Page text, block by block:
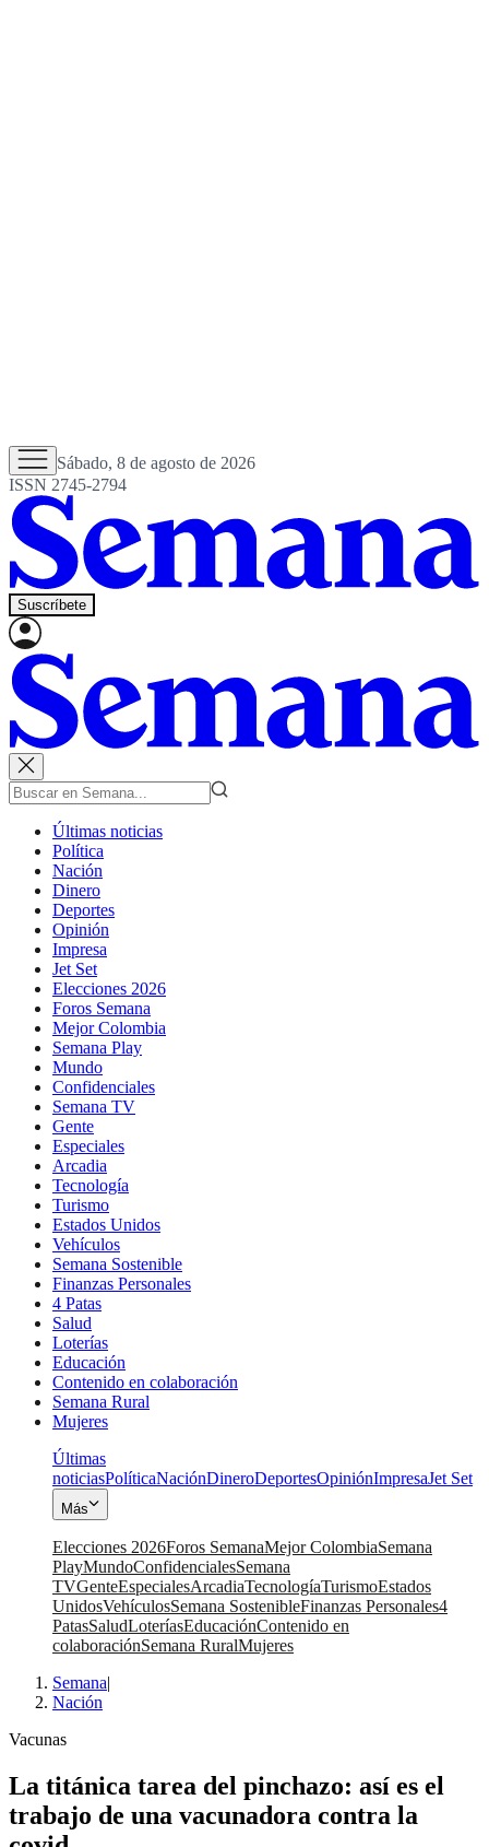
Sábado, 8 de agosto de 2026
ISSN 2745-2794
Suscríbete
Últimas noticias
Política
Nación
Dinero
Deportes
Opinión
Impresa
Jet Set
Elecciones 2026
Foros Semana
Mejor Colombia
Semana Play
Mundo
Confidenciales
Semana TV
Gente
Especiales
Arcadia
Tecnología
Turismo
Estados Unidos
Vehículos
Semana Sostenible
Finanzas Personales
4 Patas
Salud
Loterías
Educación
Contenido en colaboración
Semana Rural
Mujeres
Últimas
noticiasPolíticaNaciónDineroDeportesOpiniónImpresaJet Set
Más
Elecciones 2026Foros SemanaMejor ColombiaSemana
PlayMundoConfidencialesSemana
TVGenteEspecialesArcadiaTecnologíaTurismoEstados
UnidosVehículosSemana SostenibleFinanzas Personales4
PatasSaludLoteríasEducaciónContenido en
colaboraciónSemana RuralMujeres
Semana|
Nación
Vacunas
La titánica tarea del pinchazo: así es el
trabajo de una vacunadora contra la